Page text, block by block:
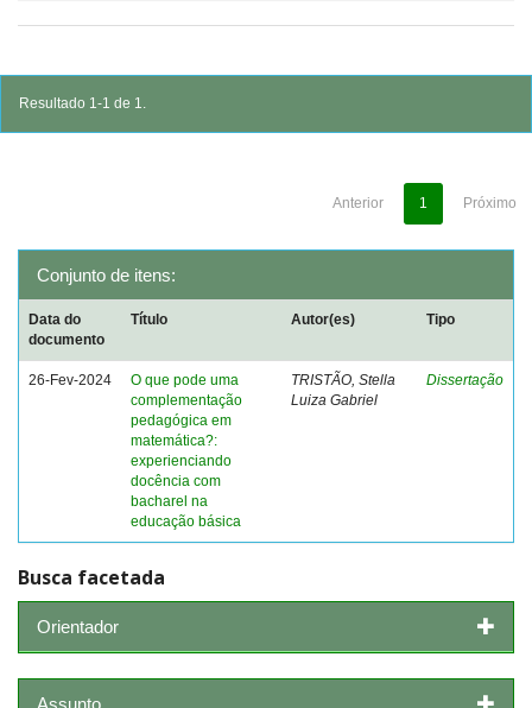
Resultado 1-1 de 1.
Anterior 1 Próximo
Conjunto de itens:
Data do
documento
Título Autor(es) Tipo
26-Fev-2024
O que pode uma
complementação
pedagógica em
matemática?:
experienciando
docência com
bacharel na
educação básica
TRISTÃO, Stella
Luiza Gabriel
Dissertação
Busca facetada
Orientador
Assunto